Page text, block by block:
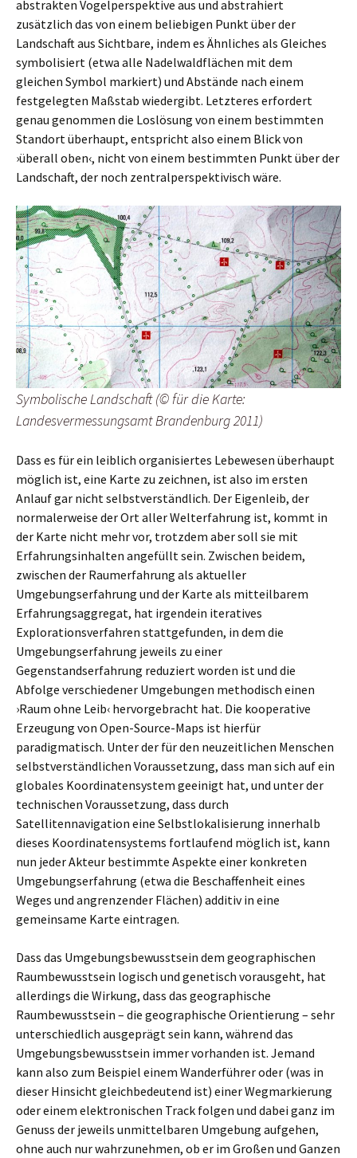
abstrakten Vogelperspektive aus und abstrahiert
zusätzlich das von einem beliebigen Punkt über der
Landschaft aus Sichtbare, indem es Ähnliches als Gleiches
symbolisiert (etwa alle Nadelwaldflächen mit dem
gleichen Symbol markiert) und Abstände nach einem
festgelegten Maßstab wiedergibt. Letzteres erfordert
genau genommen die Loslösung von einem bestimmten
Standort überhaupt, entspricht also einem Blick von
›überall oben‹, nicht von einem bestimmten Punkt über der
Landschaft, der noch zentralperspektivisch wäre.
Symbolische Landschaft (© für die Karte:
Landesvermessungsamt Brandenburg 2011)
Dass es für ein leiblich organisiertes Lebewesen überhaupt
möglich ist, eine Karte zu zeichnen, ist also im ersten
Anlauf gar nicht selbstverständlich. Der Eigenleib, der
normalerweise der Ort aller Welterfahrung ist, kommt in
der Karte nicht mehr vor, trotzdem aber soll sie mit
Erfahrungsinhalten angefüllt sein. Zwischen beidem,
zwischen der Raumerfahrung als aktueller
Umgebungserfahrung und der Karte als mitteilbarem
Erfahrungsaggregat, hat irgendein iteratives
Explorationsverfahren stattgefunden, in dem die
Umgebungserfahrung jeweils zu einer
Gegenstandserfahrung reduziert worden ist und die
Abfolge verschiedener Umgebungen methodisch einen
›Raum ohne Leib‹ hervorgebracht hat. Die kooperative
Erzeugung von Open-Source-Maps ist hierfür
paradigmatisch. Unter der für den neuzeitlichen Menschen
selbstverständlichen Voraussetzung, dass man sich auf ein
globales Koordinatensystem geeinigt hat, und unter der
technischen Voraussetzung, dass durch
Satellitennavigation eine Selbstlokalisierung innerhalb
dieses Koordinatensystems fortlaufend möglich ist, kann
nun jeder Akteur bestimmte Aspekte einer konkreten
Umgebungserfahrung (etwa die Beschaffenheit eines
Weges und angrenzender Flächen) additiv in eine
gemeinsame Karte eintragen.
Dass das Umgebungsbewusstsein dem geographischen
Raumbewusstsein logisch und genetisch vorausgeht, hat
allerdings die Wirkung, dass das geographische
Raumbewusstsein – die geographische Orientierung – sehr
unterschiedlich ausgeprägt sein kann, während das
Umgebungsbewusstsein immer vorhanden ist. Jemand
kann also zum Beispiel einem Wanderführer oder (was in
dieser Hinsicht gleichbedeutend ist) einer Wegmarkierung
oder einem elektronischen Track folgen und dabei ganz im
Genuss der jeweils unmittelbaren Umgebung aufgehen,
ohne auch nur wahrzunehmen, ob er im Großen und Ganzen